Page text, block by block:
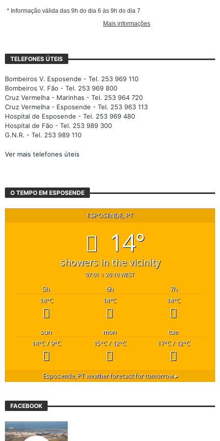
TELEFONES ÚTEIS
Bombeiros V. Esposende - Tel. 253 969 110
Bombeiros V. Fão - Tel. 253 969 800
Cruz Vermelha - Marinhas - Tel. 253 964 720
Cruz Vermelha - Esposende - Tel. 253 963 113
Hospital de Esposende - Tel. 253 969 480
Hospital de Fão - Tel. 253 989 300
G.N.R. - Tel. 253 989 110
Ver mais telefones úteis
O TEMPO EM ESPOSENDE
ESPOSENDE, PT
14°
showers in the vicinity
07:01 20:10 WEST
5h 6h 7h
14°C 14°C 14°C
sun mon
tue
14°C/ 9°C 15°C/ 12°C 17°C/ 12°C
Esposende, PTweather forecast for tomorrow ▸
FACEBOOK